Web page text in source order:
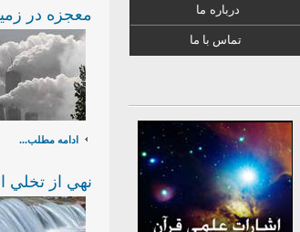
معجزه در
ادامه مطلب...
نهي از تخلي
درباره ما
تماس با ما